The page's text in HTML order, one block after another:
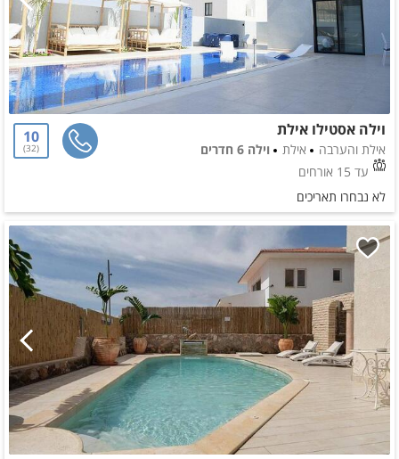
וילה אסטילו אילת
אילת והערבה אילת
וילה 6 חדרים
עד 15 אורחים
10
32
לא נבחרו תאריכים